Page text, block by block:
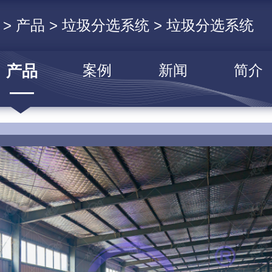
> 产品 > 垃圾分选系统> 垃圾分选系统
产品 案例 新闻 简介